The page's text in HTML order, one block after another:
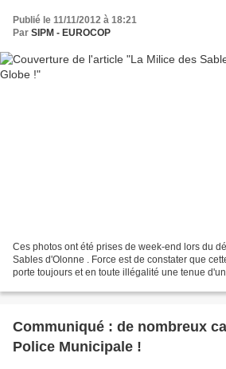
Publié le 11/11/2012 à 18:21
Par SIPM - EUROCOP
Ces photos ont été prises de week-end lors du
Sables d'Olonne . Force est de constater que
porte toujours et en toute illégalité une tenue
Communiqué : de nombreux
Police Municipale !